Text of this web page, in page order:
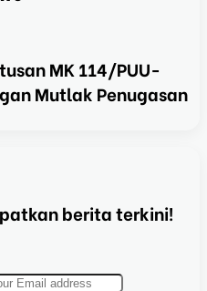
MK 114/PUU-
Mutlak Penugasan
berita terkini!